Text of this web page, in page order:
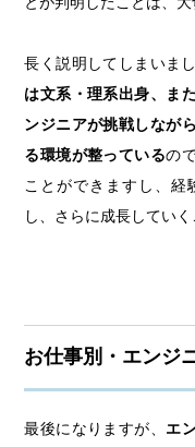
長く説明してしまいま
は文系・理系出身、ま
ンジニアが挑戦しなが
る環境が整っているの
ことができますし、経
し、さらに成長してい
お仕事別・エンジ
最後になりますが、 エ